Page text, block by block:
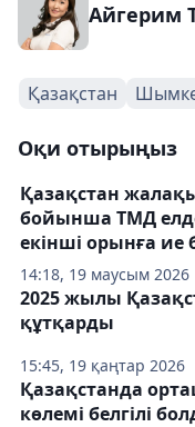
Айгерим
Қазақстан
Оқи отырыңыз
14:18, 19 маусым 2026
Қазақстан
бойынша ТМД
екінші орынға ие
15:45, 19 қаңтар 2026
2025 жылы
құтқарды
Қазақстанда
көлемі белгілі